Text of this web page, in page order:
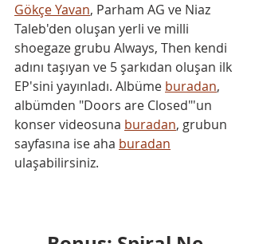
Gökçe Yavan, Parham AG ve Niaz
Taleb'den oluşan yerli ve milli
shoegaze grubu Always, Then kendi
adını taşıyan ve 5 şarkıdan oluşan ilk
EP'sini yayınladı. Albüme buradan,
albümden "Doors are Closed"'un
konser videosuna buradan, grubun
sayfasına ise aha buradan
ulaşabilirsiniz.